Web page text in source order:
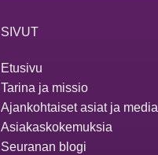
SIVUT
Etusivu
Tarina ja missio
Ajankohtaiset asiat ja media
Asiakaskokemuksia
Seuranan blogi